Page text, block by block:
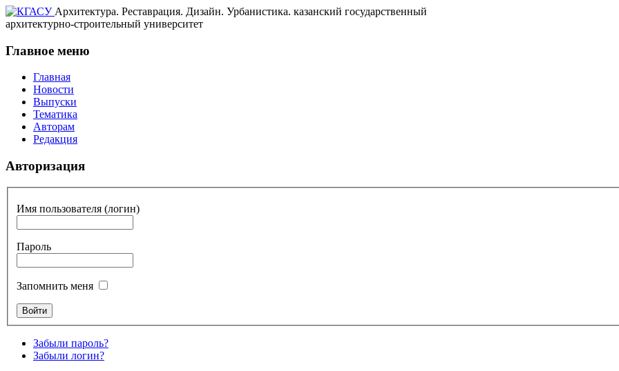
КГАСУ Архитектура. Реставрация. Дизайн. Урбанистика. казанский государственный
архитектурно-строительный университет
Главное меню
Главная
Новости
Выпуски
Тематика
Авторам
Редакция
Авторизация
Имя пользователя (логин)
Пароль
Запомнить меня
Забыли пароль?
Забыли логин?